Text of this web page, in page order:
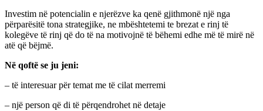
Investim në potencialin e njerëzve ka qenë gjithmonë një nga
përparësitë tona strategjike, ne mbështetemi te brezat e rinj të
kolegëve të rinj që do të na motivojnë të bëhemi edhe më të mirë në
atë që bëjmë.
Në qoftë se ju jeni:
– të interesuar për temat me të cilat merremi
– një person që di të përqendrohet në detaje